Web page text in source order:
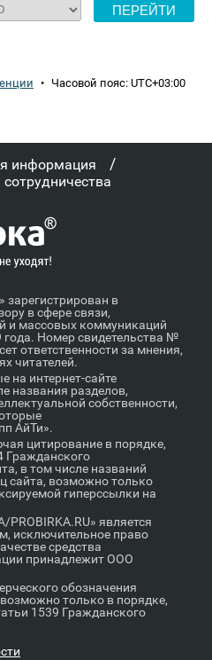
• Часовой пояс: UTC+03:00
информация /
зарегистрирован в
в сфере связи,
и массовых коммуникаций
Номер свидетельства №
ответственности за мнения,
читателей.
на интернет-сайте
названия разделов,
собственности,
АйТи».
цитирование в порядке,
Гражданского
в том числе названий
сайта, возможно только
гиперссылки на
является
исключительное право
средства
принадлежит ООО
обозначения
только в порядке,
1539 Гражданского